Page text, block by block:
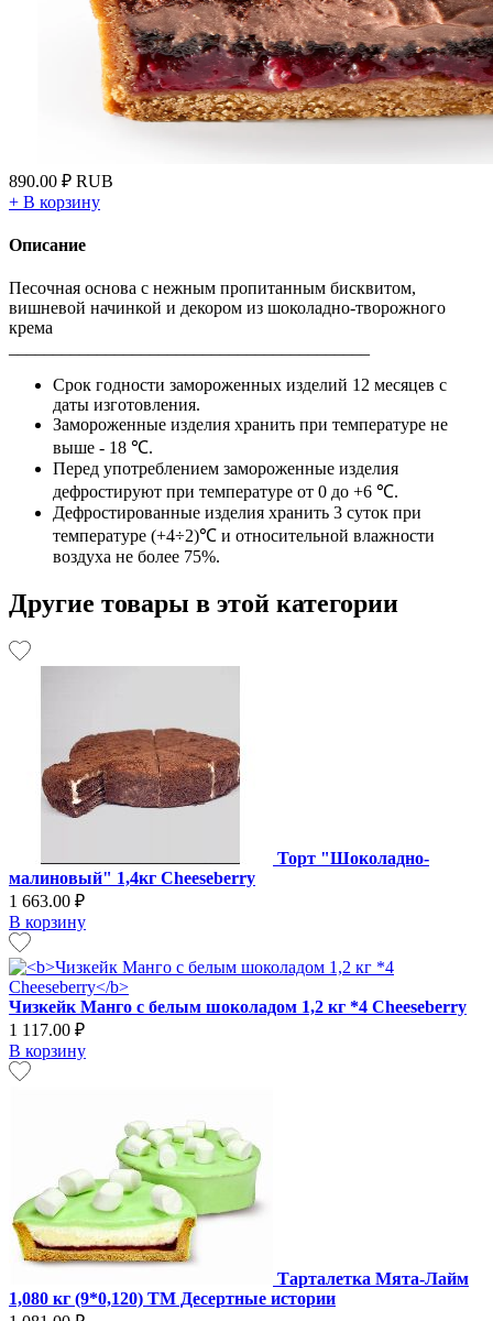
890.00 ₽ RUB
+ В корзину
Описание
Песочная основа с нежным пропитанным бисквитом,
вишневой начинкой и декором из шоколадно-творожного
крема
Срок годности замороженных изделий 12 месяцев с
даты изготовления.
Замороженные изделия хранить при температуре не
выше - 18 ℃.
Перед употреблением замороженные изделия
дефростируют при температуре от 0 до +6 ℃.
Дефростированные изделия хранить 3 суток при
температуре (+4÷2)℃ и относительной влажности
воздуха не более 75%.
Другие товары в этой категории
Торт "Шоколадно-
малиновый" 1,4кг Cheeseberry
1 663.00 ₽
В корзину
Чизкейк Манго с белым шоколадом 1,2 кг *4 Cheeseberry
1 117.00 ₽
В корзину
Тарталетка Мята-Лайм
1,080 кг (9*0,120) ТМ Десертные истории